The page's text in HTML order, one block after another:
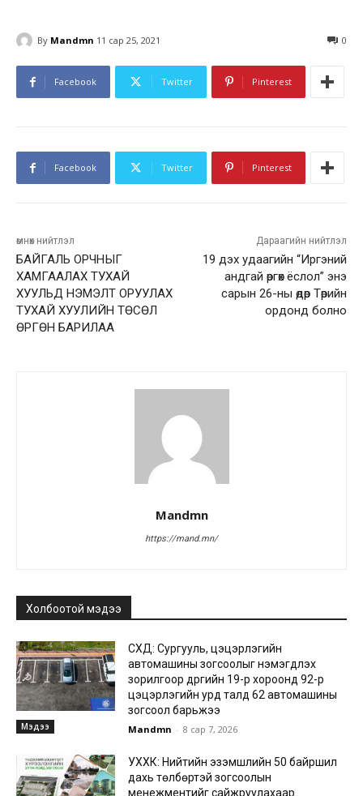
By Mandmn 11 сар 25, 2021 0
Facebook Twitter Pinterest
Facebook Twitter Pinterest
өмнөх нийтлэл
БАЙГАЛЬ ОРЧНЫГ
ХАМГААЛАХ ТУХАЙ
ХУУЛЬД НЭМЭЛТ ОРУУЛАХ
ТУХАЙ ХУУЛИЙН ТӨСӨЛ
ӨРГӨН БАРИЛАА
Дараагийн нийтлэл
19 дэх удаагийн “Иргэний
андгай өргөх ёслол” энэ
сарын 26-ны өдөр Төрийн
ордонд болно
Mandmn
https://mand.mn/
Холбоотой мэдээ
Мэдээ
СХД: Сургууль, цэцэрлэгийн
автомашины зогсоолыг нэмэгдүүлэх
зорилгоор дүүргийн 19-р хороонд 92-р
цэцэрлэгийн урд талд 62 автомашины
зогсоол барьжээ
Mandmn - 8 сар 7, 2026
УХХК: Нийтийн эзэмшлийн 50 байршил
дахь төлбөртэй зогсоолын
менежментийг сайжруулахаар